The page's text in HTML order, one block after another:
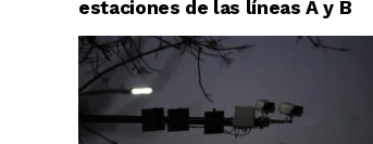
estaciones de las líneas A y B